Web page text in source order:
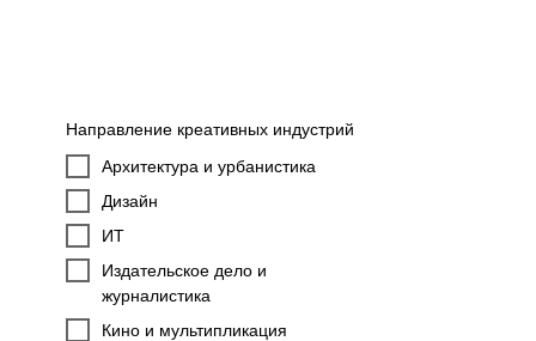
Направление креативных индустрий
Архитектура и урбанистика
Дизайн
ИТ
Издательское дело и
журналистика
Кино и мультипликация